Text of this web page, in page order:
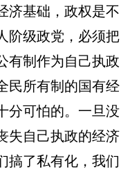
济基础，政权是不
阶级政党，必须把
有制作为自己执政
民所有制的国有经
分可怕的。一旦没
失自己执政的经济
搞了私有化，我们